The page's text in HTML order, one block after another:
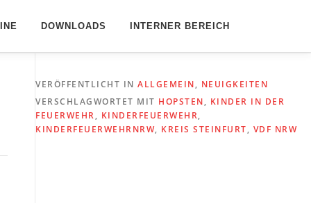
DOWNLOADS INTERNER BEREICH
VERÖFFENTLICHT IN ALLGEMEIN, NEUIGKEITEN
VERSCHLAGWORTET MIT HOPSTEN, KINDER IN DER
FEUERWEHR, KINDERFEUERWEHR,
KINDERFEUERWEHRNRW, KREIS STEINFURT, VDF NRW